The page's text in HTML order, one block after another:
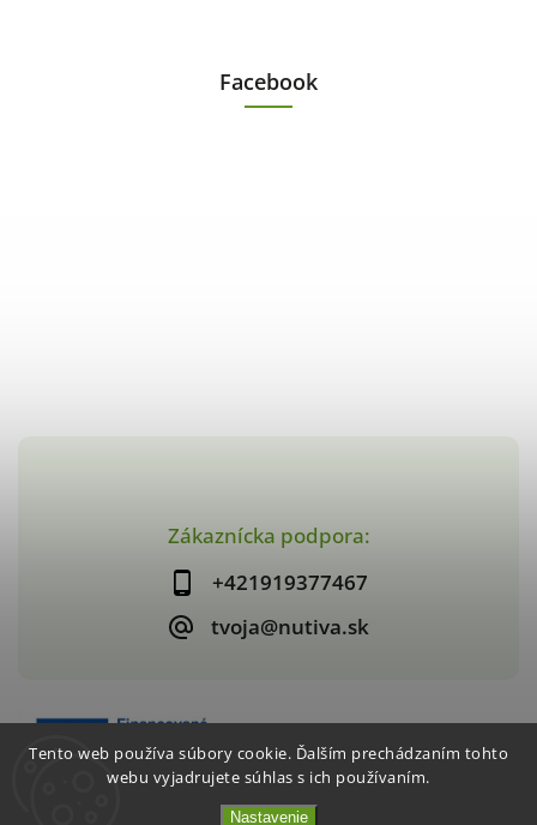
Tento web používa súbory cookie. Ďalším prechádzaním tohto
webu vyjadrujete súhlas s ich používaním.
Nastavenie
Zákaznícka podpora:
+421919377467
tvoja@nutiva.sk
Facebook